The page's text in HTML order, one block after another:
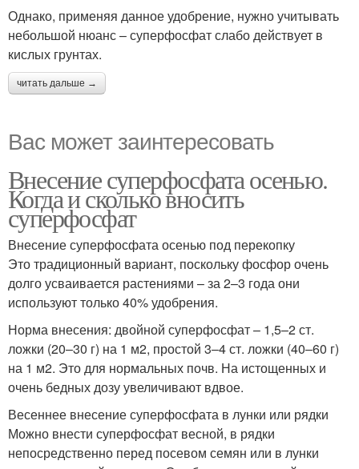
Однако, применяя данное удобрение, нужно учитывать
небольшой нюанс – суперфосфат слабо действует в
кислых грунтах.
читать дальше →
Вас может заинтересовать
Внесение суперфосфата осенью.
Когда и сколько вносить
суперфосфат
Внесение суперфосфата осенью под перекопку
Это традиционный вариант, поскольку фосфор очень
долго усваивается растениями – за 2–3 года они
используют только 40% удобрения.
Норма внесения: двойной суперфосфат – 1,5–2 ст.
ложки (20–30 г) на 1 м2, простой 3–4 ст. ложки (40–60 г)
на 1 м2. Это для нормальных почв. На истощенных и
очень бедных дозу увеличивают вдвое.
Весеннее внесение суперфосфата в лунки или рядки
Можно внести суперфосфат весной, в рядки
непосредственно перед посевом семян или в лунки